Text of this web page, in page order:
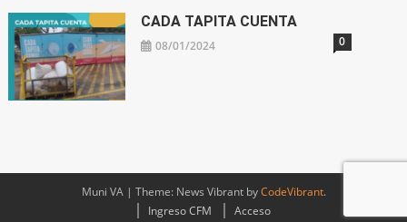
CADA TAPITA CUENTA
08/01/2024 0
Muni VA | Theme: News Vibrant byCodeVibrant.
Ingreso CFM
Acceso